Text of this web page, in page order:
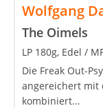
Wolfgang
The Oimels
LP 180g, Edel /
Die Freak Out-
angereichert mit
kombiniert...